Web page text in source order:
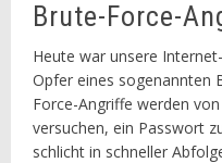
Brute-Force-
Heute war unsere
Opfer eines sogenannten
Force-Angriffe werden
versuchen, ein Passwort
schlicht in schneller